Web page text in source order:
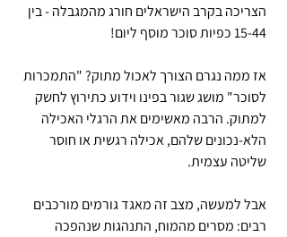
הצריכה בקרב הישראלים חורג מהמגבלה - בין
15-44 כפיות סוכר מוסף ליום!
אז ממה נגרם הצורך לאכול מתוק? "התמכרות
לסוכר" מושג שגור בפינו וידוע כתירוץ לחשק
למתוק. הרבה מאשימים את הרגלי האכילה
הלא-נכונים שלהם, אכילה רגשית או חוסר
שליטה עצמית.
אבל למעשה, מצב זה מאגד גורמים מורכבים
רבים: מסרים מהמוח, התנהגות שנהפכה